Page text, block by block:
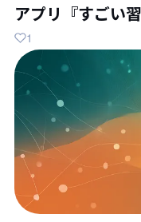
アプリ『すごい
1